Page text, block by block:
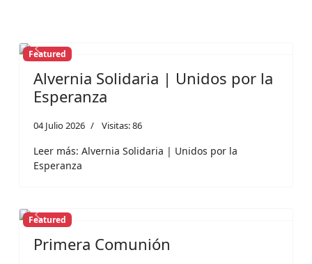
Previous
Featured
Alvernia Solidaria | Unidos por la
Esperanza
04 Julio 2026 Visitas: 86
Leer más: Alvernia Solidaria | Unidos por la
Esperanza
Previous
Featured
Primera Comunión